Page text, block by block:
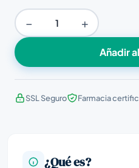
− +
Añadir
SSL Seguro Farmacia
¿Qué es?